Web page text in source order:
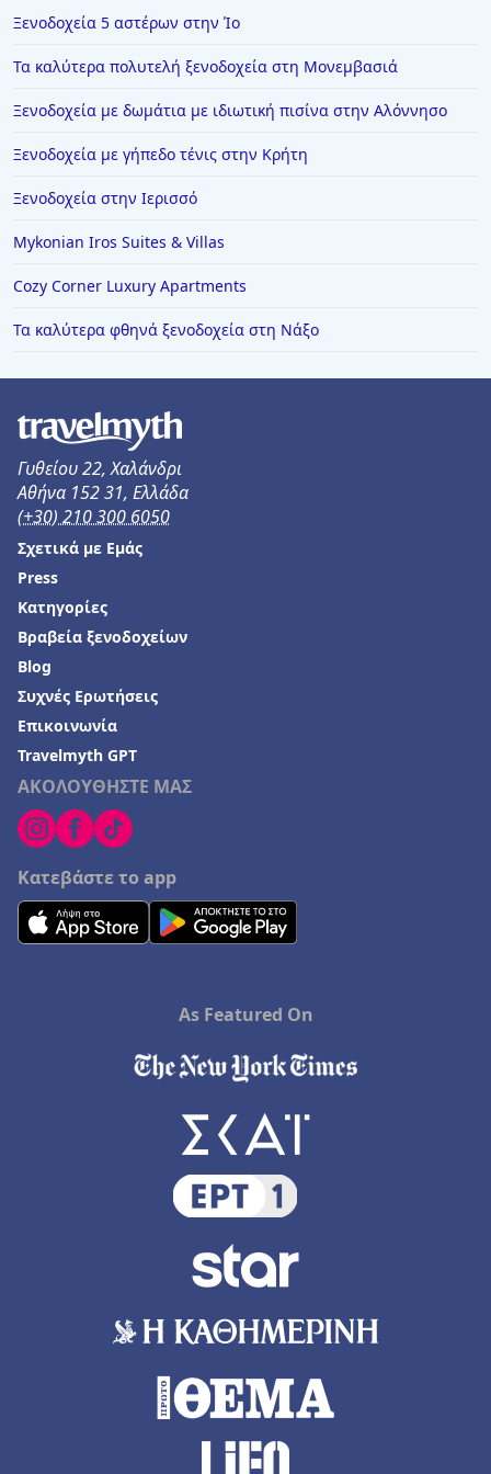
Ξενοδοχεία στη Σύμη
Ξενοδοχεία στη Βενετία
Ξενοδοχεία στην Κουρούτα
Ξενοδοχεία στην Έδεσσα
Ξενοδοχεία στη Βυτίνα
Ξενοδοχεία στη Θήβα
Ξενοδοχεία στη Νεάπολη
Ξενοδοχεία στο Μαρμάρι
Ξενοδοχεία στη Σητεία
Ξενοδοχεία στη Λουτρά Ωραία Ελένη
Ξενοδοχεία στο Ροβανιέμι
Ξενοδοχεία στα Λιμενάρια
Ξενοδοχεία στη Γερακινή
Ξενοδοχεία στον Τυρό
Ξενοδοχεία στο Κιλκίς
Ξενοδοχεία σε Αντίπαξοι
Ξενοδοχεία σε Κάτω Αλεποχώρι
Ξενοδοχεία στον Νέο Μαρμαρά
Ξενοδοχεία 5 αστέρων στην Ίο
Τα καλύτερα πολυτελή ξενοδοχεία στη Μονεμβασιά
Ξενοδοχεία με δωμάτια με ιδιωτική πισίνα στην Αλόννησο
Ξενοδοχεία με γήπεδο τένις στην Κρήτη
Ξενοδοχεία στην Ιερισσό
Mykonian Iros Suites & Villas
Cozy Corner Luxury Apartments
Τα καλύτερα φθηνά ξενοδοχεία στη Νάξο
Γυθείου 22, Χαλάνδρι
Αθήνα 152 31, Ελλάδα
(+30) 210 300 6050
ΑΚΟΛΟΥΘΗΣΤΕ ΜΑΣ
Κατεβάστε το app
Σχετικά με Εμάς
Press
Κατηγορίες
Βραβεία ξενοδοχείων
Blog
Συχνές Ερωτήσεις
Επικοινωνία
Travelmyth GPT
As Featured On